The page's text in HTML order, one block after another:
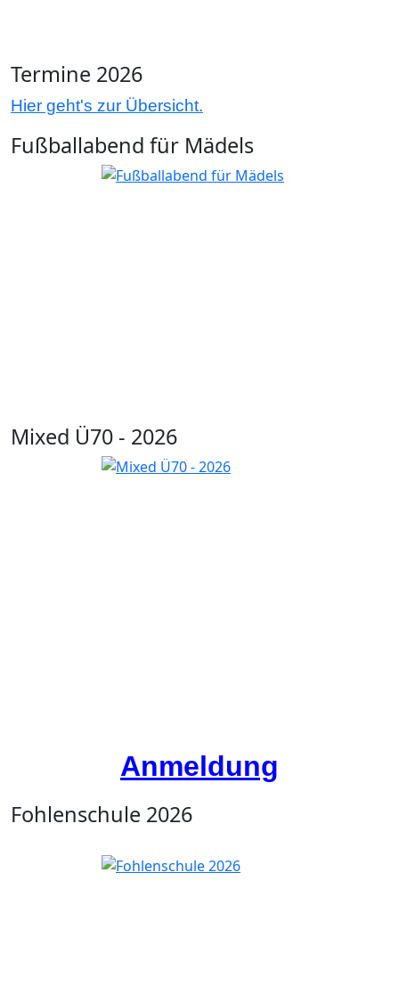
Termine 2026
Hier geht's zur Übersicht.
Fußballabend für Mädels
Mixed Ü70 - 2026
Anmeldung
Fohlenschule 2026